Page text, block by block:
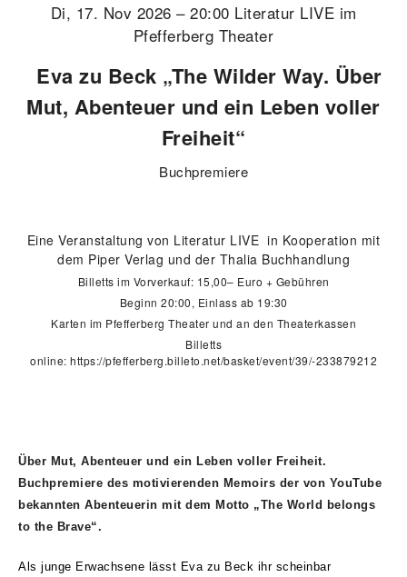
Di, 17. Nov 2026 – 20:00 Literatur LIVE im
Pfefferberg Theater
Eva zu Beck „The Wilder Way. Über
Mut, Abenteuer und ein Leben voller
Freiheit“
Buchpremiere
Eine Veranstaltung von Literatur LIVE in Kooperation mit
dem Piper Verlag und der Thalia Buchhandlung
Billetts im Vorverkauf: 15,00– Euro + Gebühren
Beginn 20:00, Einlass ab 19:30
Karten im Pfefferberg Theater und an den Theaterkassen
Billetts
online: https://pfefferberg.billeto.net/basket/event/39/-233879212
Über Mut, Abenteuer und ein Leben voller Freiheit.
Buchpremiere des motivierenden Memoirs der von YouTube
bekannten Abenteuerin mit dem Motto „The World belongs
to the Brave“.
Als junge Erwachsene lässt Eva zu Beck ihr scheinbar